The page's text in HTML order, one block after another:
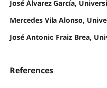
José Álvarez García,
Mercedes Vila Alonso,
José Antonio Fraiz Brea,
References